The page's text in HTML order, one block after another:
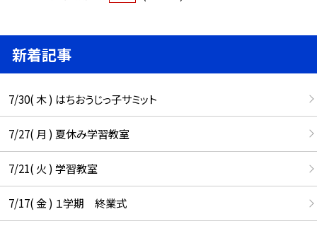
新着記事
7/30( 木 ) はちおうじっ子サミット
7/27( 月 ) 夏休み学習教室
7/21( 火 ) 学習教室
7/17( 金 ) １学期 終業式